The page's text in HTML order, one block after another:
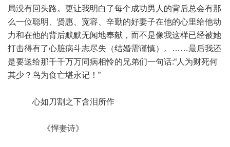
局没有回头路。更让我明白了每个成功男人的背后总会有那
么一位聪明、贤惠、宽容、辛勤的好妻子在他的心里给他动
力和在他的背后默默无闻地奉献，而不是像我这样已经被她
打击得有了心脏病斗志尽失（结婚需谨慎）。……最后我还
是要送给那千千万万同病相怜的兄弟们一句话:“人为财死何
其少？鸟为食亡堪永记！”
心如刀割之下含泪所作
《悍妻诗》